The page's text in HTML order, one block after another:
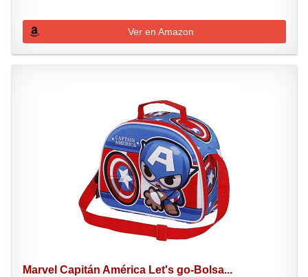
Ver en Amazon
Marvel Capitán América Let's go-Bolsa...